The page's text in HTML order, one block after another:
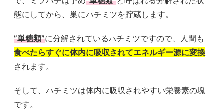
態にしてから、巣にハチミツを貯蔵します。
”単糖類”に分解されているハチミツですので、人間も
食べたらすぐに体内に吸収されてエネルギー源に変換
されます。
そして、ハチミツは体内に吸収されやすい栄養素の塊
です。